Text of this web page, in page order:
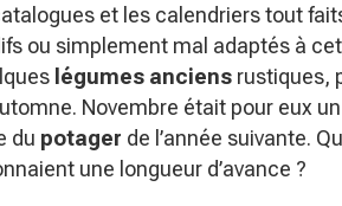
et les calendriers tout
ou simplement mal adaptés à
légumes anciens rustiques,
Novembre était pour eux
du potager de l’année suivante.
une longueur d’avance ?